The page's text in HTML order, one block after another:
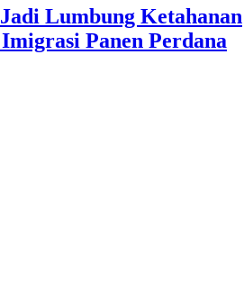
Lumbung Ketahanan
Panen Perdana